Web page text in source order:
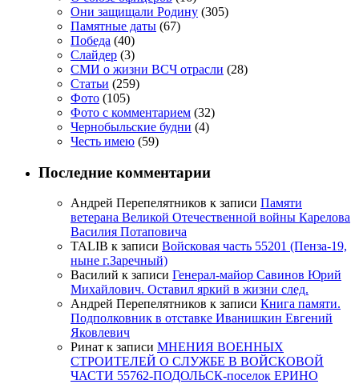
Они защищали Родину (305)
Памятные даты (67)
Победа (40)
Слайдер (3)
СМИ о жизни ВСЧ отрасли (28)
Статьи (259)
Фото (105)
Фото с комментарием (32)
Чернобыльские будни (4)
Честь имею (59)
Последние комментарии
Андрей Перепелятников к записи Памяти
ветерана Великой Отечественной войны Карелова
Василия Потаповича
TALIB к записи Войсковая часть 55201 (Пенза-19,
ныне г.Заречный)
Василий к записи Генерал-майор Савинов Юрий
Михайлович. Оставил яркий в жизни след.
Андрей Перепелятников к записи Книга памяти.
Подполковник в отставке Иванишкин Евгений
Яковлевич
Ринат к записи МНЕНИЯ ВОЕННЫХ
СТРОИТЕЛЕЙ О СЛУЖБЕ В ВОЙСКОВОЙ
ЧАСТИ 55762-ПОДОЛЬСК-поселок ЕРИНО